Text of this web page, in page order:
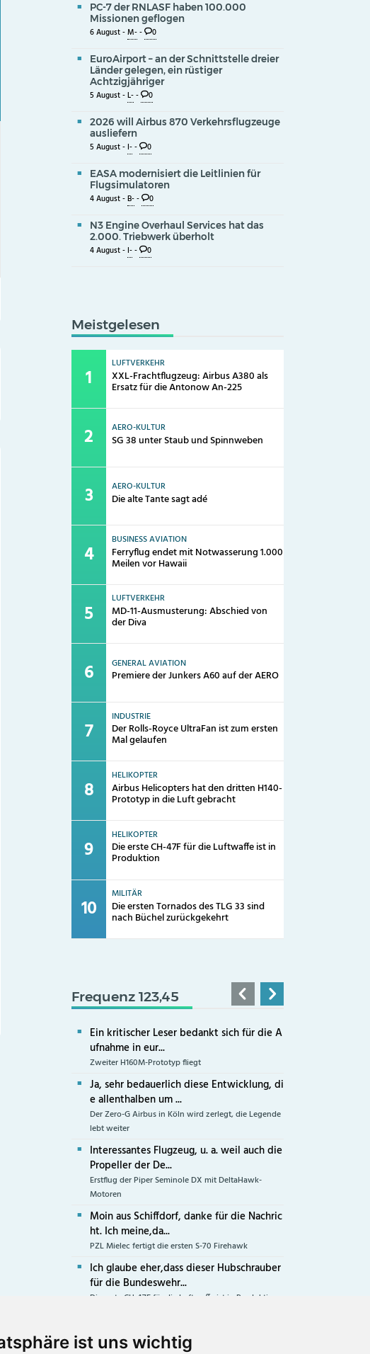
ist uns wichtig
PC-7 der RNLASF haben 100.000
Missionen geflogen
6 August -M-- 0
EuroAirport – an der Schnittstelle dreier
Länder gelegen, ein rüstiger
Achtzigjähriger
5 August -L-- 0
2026 will Airbus 870 Verkehrsflugzeuge
ausliefern
5 August -I-- 0
EASA modernisiert die Leitlinien für
Flugsimulatoren
4 August -B-- 0
N3 Engine Overhaul Services hat das
2.000. Triebwerk überholt
4 August -I-- 0
Meistgelesen
LUFTVERKEHR
XXL-Frachtflugzeug: Airbus A380 als
Ersatz für die Antonow An-225
AERO-KULTUR
SG 38 unter Staub und Spinnweben
AERO-KULTUR
Die alte Tante sagt adé
BUSINESS AVIATION
Ferryflug endet mit Notwasserung 1.000
Meilen vor Hawaii
LUFTVERKEHR
MD-11-Ausmusterung: Abschied von
der Diva
GENERAL AVIATION
Premiere der Junkers A60 auf der AERO
INDUSTRIE
Der Rolls-Royce UltraFan ist zum ersten
Mal gelaufen
HELIKOPTER
Airbus Helicopters hat den dritten H140-
Prototyp in die Luft gebracht
HELIKOPTER
Die erste CH-47F für die Luftwaffe ist in
Produktion
MILITÄR
Die ersten Tornados des TLG 33 sind
nach Büchel zurückgekehrt
Frequenz 123,45
Ein kritischer Leser bedankt sich für die A
ufnahme in eur...
Zweiter H160M-Prototyp fliegt
Ja, sehr bedauerlich diese Entwicklung, di
e allenthalben um ...
Der Zero-G Airbus in Köln wird zerlegt, die Legende
lebt weiter
Interessantes Flugzeug, u. a. weil auch die
Propeller der De...
Erstflug der Piper Seminole DX mit DeltaHawk-
Motoren
Moin aus Schiffdorf, danke für die Nachric
ht. Ich meine,da...
PZL Mielec fertigt die ersten S-70 Firehawk
Ich glaube eher,dass dieser Hubschrauber
für die Bundeswehr...
Die erste CH-47F für die Luftwaffe ist in Produktion